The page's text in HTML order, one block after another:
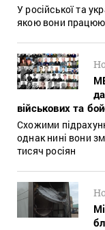
У російської та
якою вони
військових та
Схожими
однак нині вони
тисяч росіян